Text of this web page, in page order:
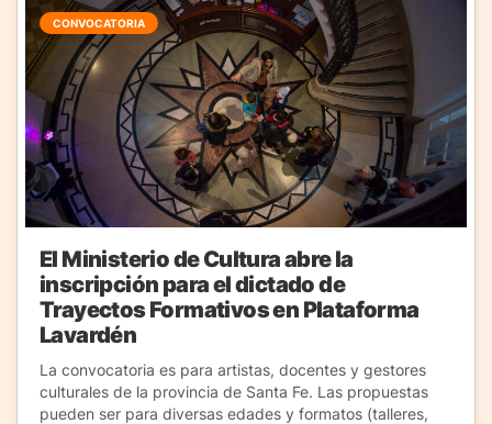
CONVOCATORIA
El Ministerio de Cultura abre la
inscripción para el dictado de
Trayectos Formativos en Plataforma
Lavardén
La convocatoria es para artistas, docentes y gestores
culturales de la provincia de Santa Fe. Las propuestas
pueden ser para diversas edades y formatos (talleres,